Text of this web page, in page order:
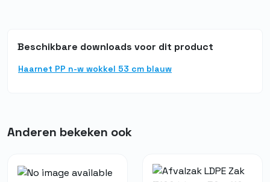
Beschikbare downloads voor dit product
Haarnet PP n-w wokkel 53 cm blauw
Anderen bekeken ook